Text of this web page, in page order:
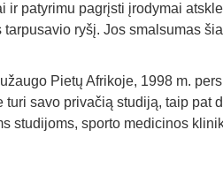
ir patyrimu pagrįsti įrodymai
ryšį. Jos smalsumas
Pietų Afrikoje, 1998 m.
turi savo privačią studiją, taip pat
studijoms, sporto medicinos